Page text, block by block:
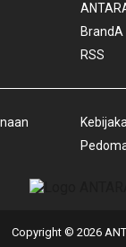
BrandA
RSS
Copyright © 2026